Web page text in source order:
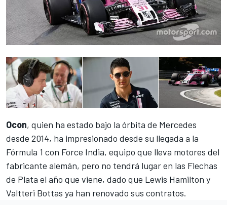
Ocon, quien ha estado bajo la órbita de Mercedes
desde 2014, ha impresionado desde su llegada a la
Fórmula 1 con Force India, equipo que lleva motores del
fabricante alemán, pero no tendrá lugar en las Flechas
de Plata el año que viene, dado que Lewis Hamilton y
Valtteri Bottas ya han renovado sus contratos.